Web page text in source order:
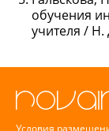
обучения
учителя /
Условия